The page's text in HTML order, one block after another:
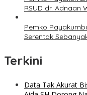
RSUD dr. Adnaan
Pemko
Serentak
Terkini
Data Tak Akurat